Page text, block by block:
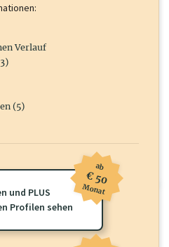
wirtschaft.at PLUS Inhalte
Inhalte zu sehen.
Verlauf
(5)
und PLUS
Profilen sehen
ab
€ 50
Monat